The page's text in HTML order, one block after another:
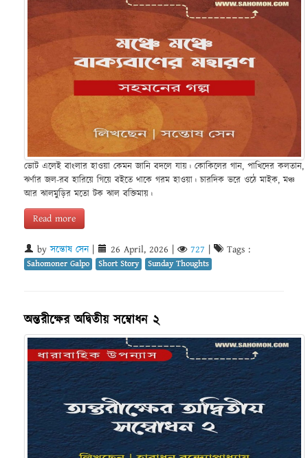
ভোট এলেই বাংলার হাওয়া কেমন জানি বদলে যায়। কোকিলের গান, পাখিদের কলতান,
ঝর্ণার জল-রব হারিয়ে গিয়ে বইতে থাকে গরম হাওয়া। চারদিক ভরে ওঠে মাইক, মঞ্চ
আর ঝালমুড়ির মতো টক ঝাল বক্তিমায়।
Read more
byসন্তোষ সেন| 26 April, 2026 727 Tags :
Sahomoner Galpo Short Story Sunday Thoughts
অন্তরীক্ষের অদ্বিতীয় সম্বোধন ২